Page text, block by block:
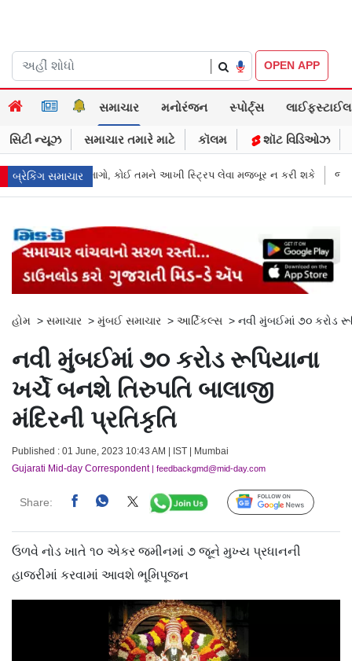
OPEN APP
સમાચાર મનોરંજન સ્પોર્ટ્સ લાઈફસ્ટાઈલ
સિટી ન્યૂઝ સમાચાર તમારે માટે કૉલમ શૉટ વિડિઓઝ
બ્રેકિંગ સમાચાર
લેવા મજબૂર ન કરી શકે જાહેરખબરોથી લોકોને મિસગાઇડ કરનારી
હોમ > સમાચાર > મુંબઈ સમાચાર > આર્ટિકલ્સ > નવી મુંબઈમાં ૭૦ કરોડ
નવી મુંબઈમાં ૭૦ કરોડ રૂપિયાના
ખર્ચે બનશે તિરુપતિ બાલાજી
મંદિરની પ્રતિકૃતિ
Published : 01 June, 2023 10:43 AM | IST | Mumbai
Gujarati Mid-day Correspondent| feedbackgmd@mid-day.com
Share: Follow Us
ઉળવે નોડ ખાતે ૧૦ એકર જમીનમાં ૭ જૂને મુખ્ય પ્રધાનની
હાજરીમાં કરવામાં આવશે ભૂમિપૂજન